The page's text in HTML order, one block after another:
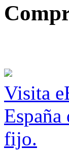
Visita
fijo.